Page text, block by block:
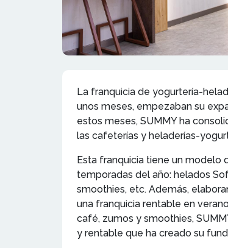
La franquicia de yogurtería-
unos meses, empezaban su
estos meses, SUMMY ha
las cafeterías y heladerías-
Esta franquicia tiene un modelo
temporadas del año: helados
smoothies, etc. Además,
una franquicia rentable en
café, zumos y smoothies,
y rentable que ha creado su